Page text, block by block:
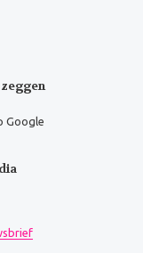
Google